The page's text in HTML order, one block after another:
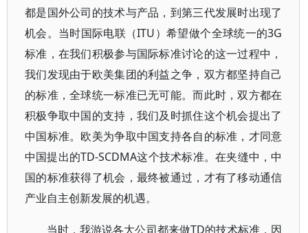
都是国外公司的技术与产品，到第三代发展时出现了
机会。当时国际电联（ITU）希望做个全球统一的3G
标准，在我们积极参与国际标准讨论的这一过程中，
我们发现由于欧美集团的利益之争，双方都坚持自己
的标准，全球统一标准已无可能。而此时，双方都在
积极争取中国的支持，我们及时抓住这个机会提出了
中国标准。欧美为争取中国支持各自的标准，才同意
中国提出的TD-SCDMA这个技术标准。在夹缝中，中
国的标准获得了机会，最终被通过，才有了移动通信
产业自主创新发展的机遇。
当时，我游说各大公司都来做TD的技术标准，因